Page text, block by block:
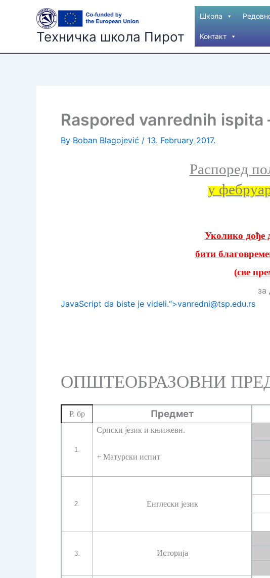
Техничка школа Пирот
Школа
Контакт
Raspored vanrednih ispita
By Boban Blagojević / 13. February 2017.
Распоред
у
Уколико дође
бити
(све
за додатне
JavaScript da biste je videli.“>vanredni@tsp.edu.rs
ОПШТЕОБРАЗОВНИ
Р. бр Предмет
1.
Српски језик и књижевн.
+ Матурски испит
2. Енглески језик
3. Историја